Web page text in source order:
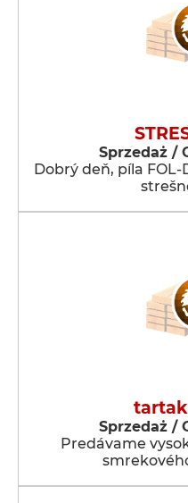
Sprzedaż /
Dobrý deň, píla
Sprzedaż /
Predávame